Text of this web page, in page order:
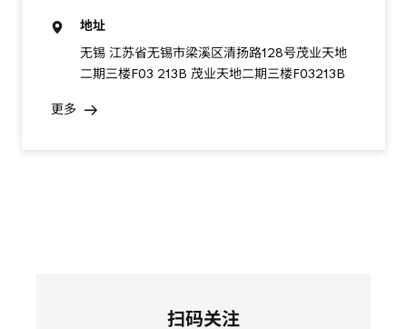
地址
无锡 江苏省无锡市梁溪区清扬路128号茂业天地
二期三楼F03 213B 茂业天地二期三楼F03213B
更多
扫码关注